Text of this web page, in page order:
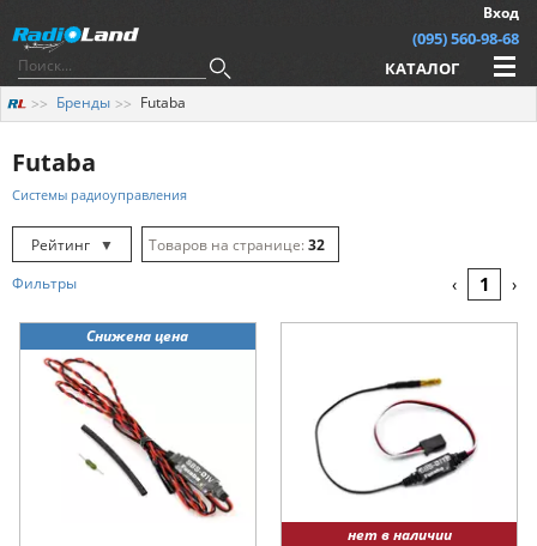
Вход
(095) 560-98-68
КАТАЛОГ
Бренды Futaba
Futaba
Системы радиоуправления
Рейтинг
▼
Рейтинг
Дата ▼
Цена ▲
▼
32
Фильтры ‹ 1 ›
Снижена цена
нет в наличии